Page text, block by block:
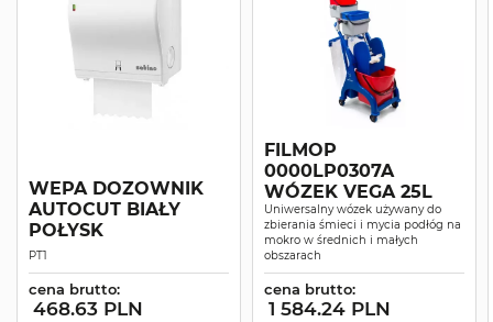
WEPA DOZOWNIK
AUTOCUT BIAŁY
POŁYSK
PT1
cena brutto:
468.63 PLN
FILMOP
0000LP0307A
WÓZEK VEGA 25L
Uniwersalny wózek używany do
zbierania śmieci i mycia podłóg na
mokro w średnich i małych
obszarach
cena brutto:
1 584.24 PLN